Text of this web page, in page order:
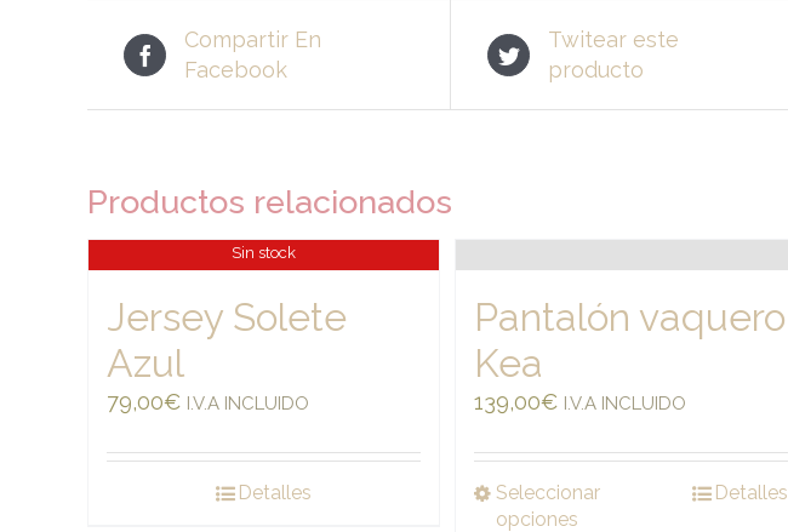
Compartir En
Facebook
Twitear este
producto
Productos relacionados
Sin stock
Jersey Solete
Azul
79,00€ I.V.A INCLUIDO
Detalles
Pantalón vaquero
Kea
139,00€ I.V.A INCLUIDO
Seleccionar
opciones
Detalles